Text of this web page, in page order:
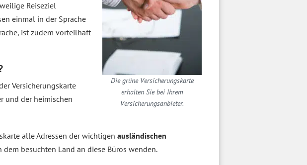
Die grüne Versicherungskarte
erhalten Sie bei Ihrem
Versicherungsanbieter.
Reiseziel
einmal in der Sprache
ist zudem vorteilhaft
Versicherungskarte
und der heimischen
alle Adressen der wichtigen ausländischen
dem besuchten Land an diese Büros wenden.